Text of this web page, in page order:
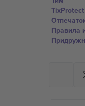
TixProtect
Правила